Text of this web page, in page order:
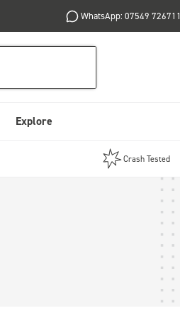
WhatsApp: 07549 726711
Explore
Crash Tested